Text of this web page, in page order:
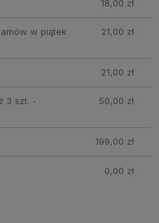
18,00 zł
w piątek
21,00 zł
21,00 zł
3 szt. -
50,00 zł
199,00 zł
0,00 zł